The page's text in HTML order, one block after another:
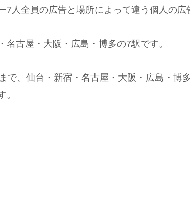
7人全員の広告と場所によって違う個人の広
名古屋・大阪・広島・博多の7駅です。
で、仙台・新宿・名古屋・大阪・広島・博
。